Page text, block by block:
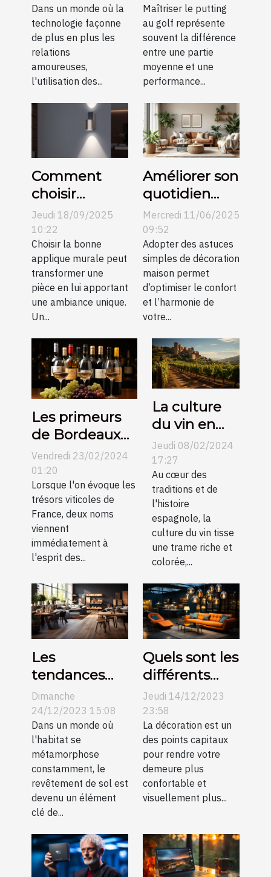
de rencontre
en petites
communes
Dans un monde où la
technologie façonne
de plus en plus les
relations
amoureuses,
l'utilisation des...
vidéo
Maîtriser le putting
au golf représente
souvent la différence
entre une partie
moyenne et une
performance...
Comment
choisir
l’applique
murale
parfaite pour
votre espace
?
Jeudi 18/09/2025
10:22
Choisir la bonne
applique murale peut
transformer une
pièce en lui apportant
une ambiance unique.
Un...
Améliorer son
quotidien
avec des
astuces
simples de
décoration
maison
Mercredi 11/06/2025
09:52
Adopter des astuces
simples de décoration
maison permet
d’optimiser le confort
et l’harmonie de
votre...
Les primeurs
de Bordeaux
contre
Bourgogne :
une
comparaison
pour les
collectionneurs
Vendredi 23/02/2024
01:20
Lorsque l'on évoque les
trésors viticoles de
France, deux noms
viennent
immédiatement à
l'esprit des...
La culture
du vin en
Espagne et
son
évolution au
fil des
siècles
Jeudi 08/02/2024
17:27
Au cœur des
traditions et de
l'histoire
espagnole, la
culture du vin tisse
une trame riche et
colorée,...
Les
tendances
actuelles
dans le
revêtement
de sol et
comment
elles
transforment
l'esthétique
des
habitations
modernes
Dimanche
24/12/2023 15:08
Dans un monde où
l'habitat se
métamorphose
constamment, le
revêtement de sol est
devenu un élément
clé de...
Quels sont les
différents
types de
suspension et
idées pour
améliorer la
décoration de
votre
intérieur ?
Jeudi 14/12/2023
23:58
La décoration est un
des points capitaux
pour rendre votre
demeure plus
confortable et
visuellement plus...